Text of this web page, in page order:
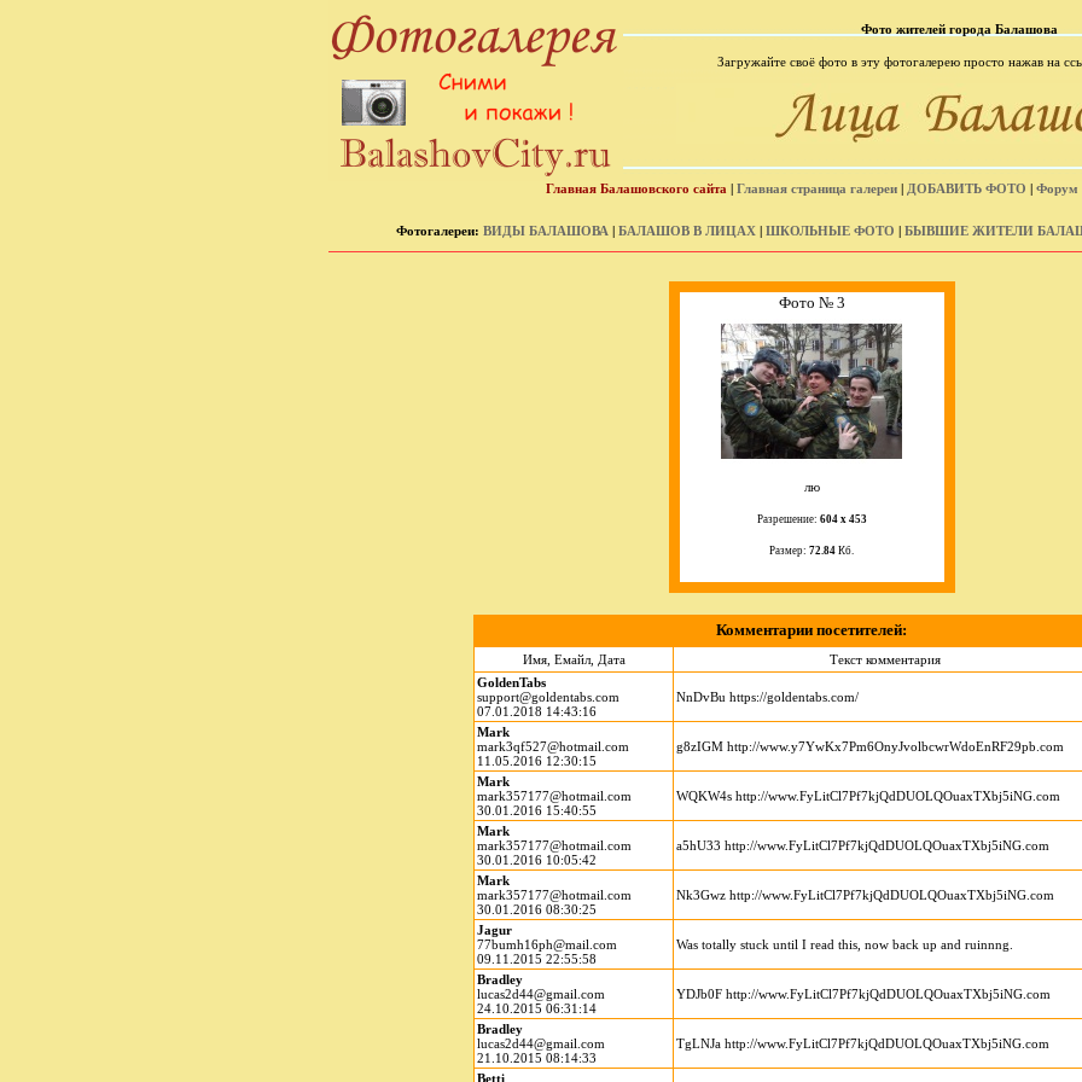
Фото жителей города Балашова
Загружайте своё фото в эту фотогалерею просто нажав на
Главная Балашовского сайта | Главная страница галереи| ДОБАВИТЬ ФОТО | Форум
Фотогалереи: ВИДЫ БАЛАШОВА | БАЛАШОВ В ЛИЦАХ | ШКОЛЬНЫЕ ФОТО | БЫВШИЕ ЖИТЕЛИ
Фото № 3
лю
Разрешение: 604 х 453
Размер: 72.84 Кб.
Комментарии посетителей:
Имя, Емайл, Дата Текст комментария
GoldenTabs
support@goldentabs.com
07.01.2018 14:43:16
NnDvBu https://goldentabs.com/
Mark
mark3qf527@hotmail.com
11.05.2016 12:30:15
g8zIGM http://www.y7YwKx7Pm6OnyJvolbcwrWdoEnRF29pb.com
Mark
mark357177@hotmail.com
30.01.2016 15:40:55
WQKW4s http://www.FyLitCl7Pf7kjQdDUOLQOuaxTXbj5iNG.com
Mark
mark357177@hotmail.com
30.01.2016 10:05:42
a5hU33 http://www.FyLitCl7Pf7kjQdDUOLQOuaxTXbj5iNG.com
Mark
mark357177@hotmail.com
30.01.2016 08:30:25
Nk3Gwz http://www.FyLitCl7Pf7kjQdDUOLQOuaxTXbj5iNG.com
Jagur
77bumh16ph@mail.com
09.11.2015 22:55:58
Was totally stuck until I read this, now back up and ruinnng.
Bradley
lucas2d44@gmail.com
24.10.2015 06:31:14
YDJb0F http://www.FyLitCl7Pf7kjQdDUOLQOuaxTXbj5iNG.com
Bradley
lucas2d44@gmail.com
21.10.2015 08:14:33
TgLNJa http://www.FyLitCl7Pf7kjQdDUOLQOuaxTXbj5iNG.com
Betti